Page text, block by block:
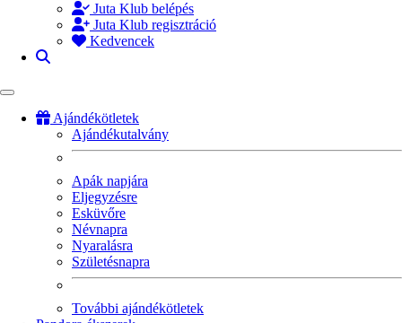
Juta Klub belépés
Juta Klub regisztráció
Kedvencek
Ajándékötletek
Ajándékutalvány
Apák napjára
Eljegyzésre
Esküvőre
Névnapra
Nyaralásra
Születésnapra
További ajándékötletek